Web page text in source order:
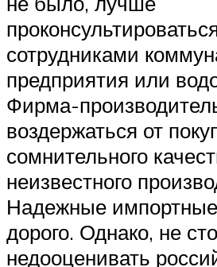
сотрудниками
предприятия или
Фирма-
воздержаться от
сомнительного
неизвестного
Надежные
дорого. Однако, не
недооценивать